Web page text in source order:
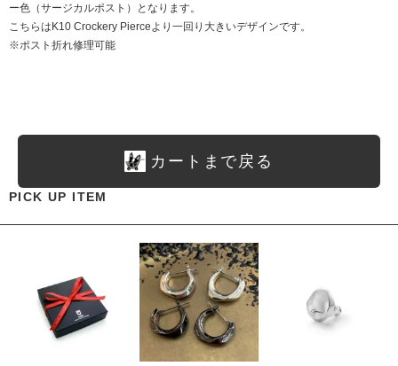
ー色（サージカルポスト）となります。
こちらはK10 Crockery Pierceより一回り大きいデザインです。
※ポスト折れ修理可能
カートまで戻る
PICK UP ITEM